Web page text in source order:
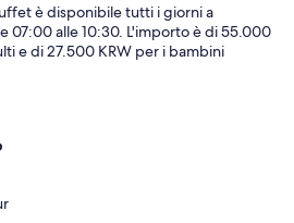
è disponibile tutti i giorni a
07:00 alle 10:30. L'importo è di 55.000
e di 27.500 KRW per i bambini